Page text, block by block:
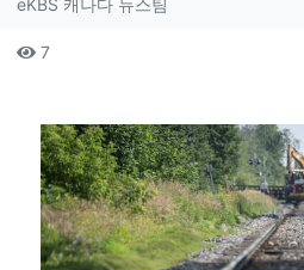
작성자 정보
컨텐츠 정보
7조회